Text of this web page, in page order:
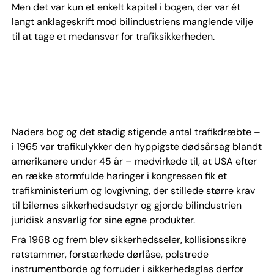
Men det var kun et enkelt kapitel i bogen, der var ét
langt anklageskrift mod bilindustriens manglende vilje
til at tage et medansvar for trafiksikkerheden.
Naders bog og det stadig stigende antal trafikdræbte –
i 1965 var trafikulykker den hyppigste dødsårsag blandt
amerikanere under 45 år – medvirkede til, at USA efter
en række stormfulde høringer i kongressen fik et
trafikministerium og lovgivning, der stillede større krav
til bilernes sikkerhedsudstyr og gjorde bilindustrien
juridisk ansvarlig for sine egne produkter.
Fra 1968 og frem blev sikkerhedsseler, kollisionssikre
ratstammer, forstærkede dørlåse, polstrede
instrumentborde og forruder i sikkerhedsglas derfor